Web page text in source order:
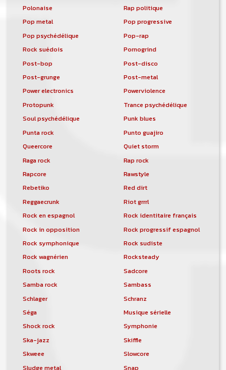
Polonaise
Rap politique
Pop metal
Pop progressive
Pop psychédélique
Pop-rap
Rock suédois
Pornogrind
Post-bop
Post-disco
Post-grunge
Post-metal
Power electronics
Powerviolence
Protopunk
Trance psychédélique
Soul psychédélique
Punk blues
Punta rock
Punto guajiro
Queercore
Quiet storm
Raga rock
Rap rock
Rapcore
Rawstyle
Rebetiko
Red dirt
Reggaecrunk
Riot grrrl
Rock en espagnol
Rock identitaire français
Rock in opposition
Rock progressif espagnol
Rock symphonique
Rock sudiste
Rock wagnérien
Rocksteady
Roots rock
Sadcore
Samba rock
Sambass
Schlager
Schranz
Séga
Musique sérielle
Shock rock
Symphonie
Ska-jazz
Skiffle
Skweee
Slowcore
Sludge metal
Snap